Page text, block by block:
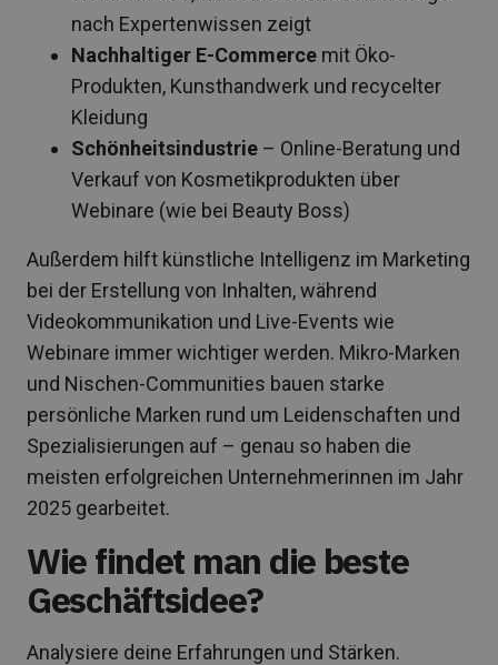
nach Expertenwissen zeigt
Nachhaltiger E-Commerce mit Öko-
Produkten, Kunsthandwerk und recycelter
Kleidung
Schönheitsindustrie – Online-Beratung und
Verkauf von Kosmetikprodukten über
Webinare (wie bei Beauty Boss)
Außerdem hilft künstliche Intelligenz im Marketing
bei der Erstellung von Inhalten, während
Videokommunikation und Live-Events wie
Webinare immer wichtiger werden. Mikro-Marken
und Nischen-Communities bauen starke
persönliche Marken rund um Leidenschaften und
Spezialisierungen auf – genau so haben die
meisten erfolgreichen Unternehmerinnen im Jahr
2025 gearbeitet.
Wie findet man die beste
Geschäftsidee?
Analysiere deine Erfahrungen und Stärken.